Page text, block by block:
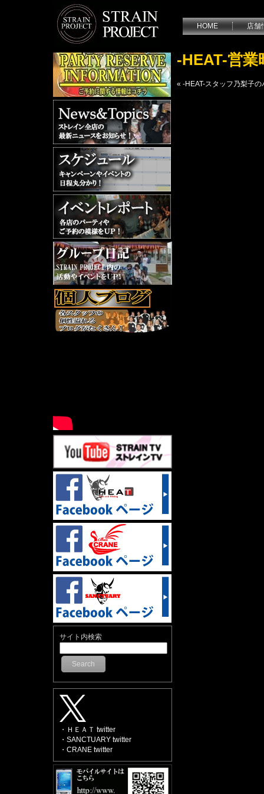
HOME 店舗
サイト内検索
Search
・ＨＥＡＴ twitter
・SANCTUARY twitter
・CRANE twitter
-HEAT-営
« -HEAT-スタッフ乃梨子